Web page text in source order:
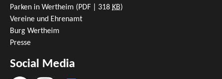
Parken in Wertheim (PDF | 318 KB)
Vereine und Ehrenamt
Burg Wertheim
Presse
Social Media